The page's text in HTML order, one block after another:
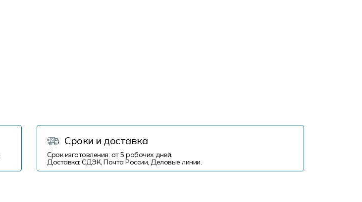
Сроки и доставка
Срок изготовления: от 5 рабочих дней.
Доставка: СДЭК, Почта России, Деловые линии.